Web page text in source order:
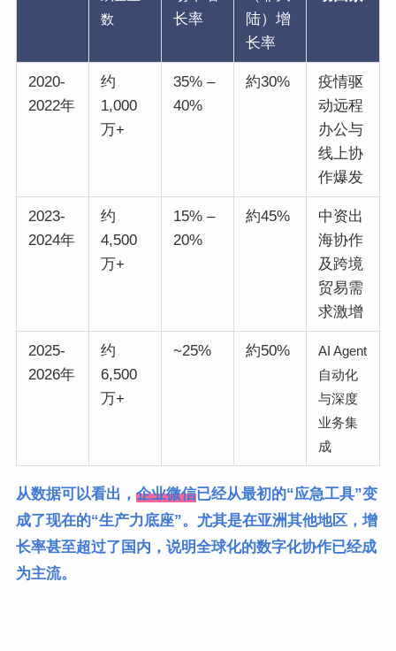
数
长率
陆）增
长率
2020-
2022年
约
1,000
万+
35% –
40%
約30%
疫情驱
动远程
办公与
线上协
作爆发
2023-
2024年
约
4,500
万+
15% –
20%
約45%
中资出
海协作
及跨境
贸易需
求激增
2025-
2026年
约
6,500
万+
~25% 約50%
AI Agent
自动化
与深度
业务集
成
从数据可以看出， 企业微信已经从最初的“应急工具”变
成了现在的“生产力底座”。尤其是在亚洲其他地区，增
长率甚至超过了国内，说明全球化的数字化协作已经成
为主流。